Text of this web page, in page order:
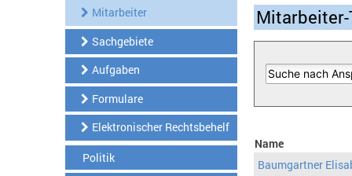
Mitarbeiter
Sachgebiete
Aufgaben
Formulare
Elektronischer Rechtsbehelf
Politik
Name
Baumgartner